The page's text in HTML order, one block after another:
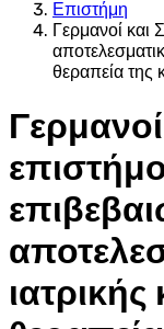
Επιστήμη
Γερμανοί και
θεραπεία της